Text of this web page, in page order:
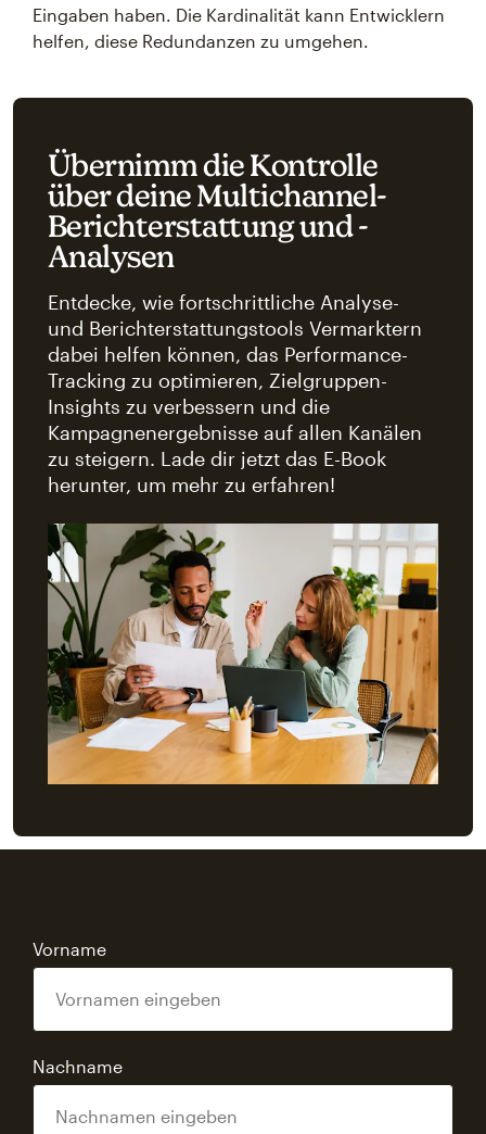
Eingaben haben. Die Kardinalität kann Entwicklern
helfen, diese Redundanzen zu umgehen.
Übernimm die Kontrolle
über deine Multichannel-
Berichterstattung und -
Analysen
Entdecke, wie fortschrittliche Analyse-
und Berichterstattungstools Vermarktern
dabei helfen können, das Performance-
Tracking zu optimieren, Zielgruppen-
Insights zu verbessern und die
Kampagnenergebnisse auf allen Kanälen
zu steigern. Lade dir jetzt das E-Book
herunter, um mehr zu erfahren!
Vorname
Nachname